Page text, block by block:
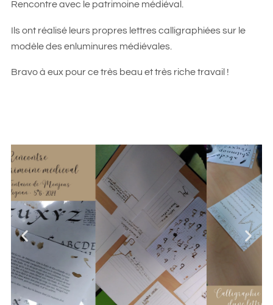
Rencontre avec le patrimoine médiéval.
Ils ont réalisé leurs propres lettres calligraphiées sur le
modèle des enluminures médiévales.
Bravo à eux pour ce très beau et très riche travail !